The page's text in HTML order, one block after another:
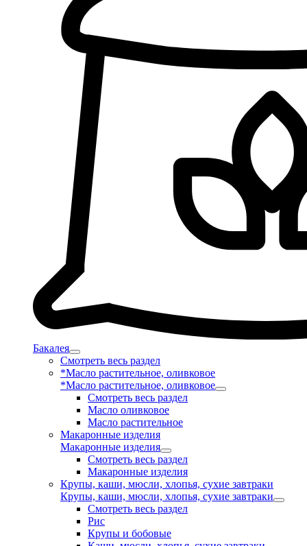
Бакалея
Смотреть весь раздел
*Масло растительное, оливковое
*Масло растительное, оливковое
Смотреть весь раздел
Масло оливковое
Масло растительное
Макаронные изделия
Макаронные изделия
Смотреть весь раздел
Макаронные изделия
Крупы, каши, мюсли, хлопья, сухие завтраки
Крупы, каши, мюсли, хлопья, сухие завтраки
Смотреть весь раздел
Рис
Крупы и бобовые